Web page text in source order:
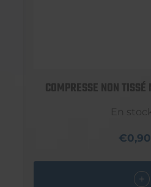
COMPRESSE NON
En stock
€0,90